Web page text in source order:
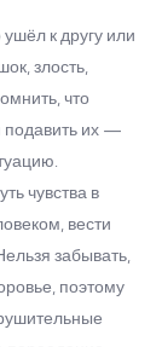
ушёл к другу или
злость,
что
подавить их —
чувства в
вести
забывать,
поэтому